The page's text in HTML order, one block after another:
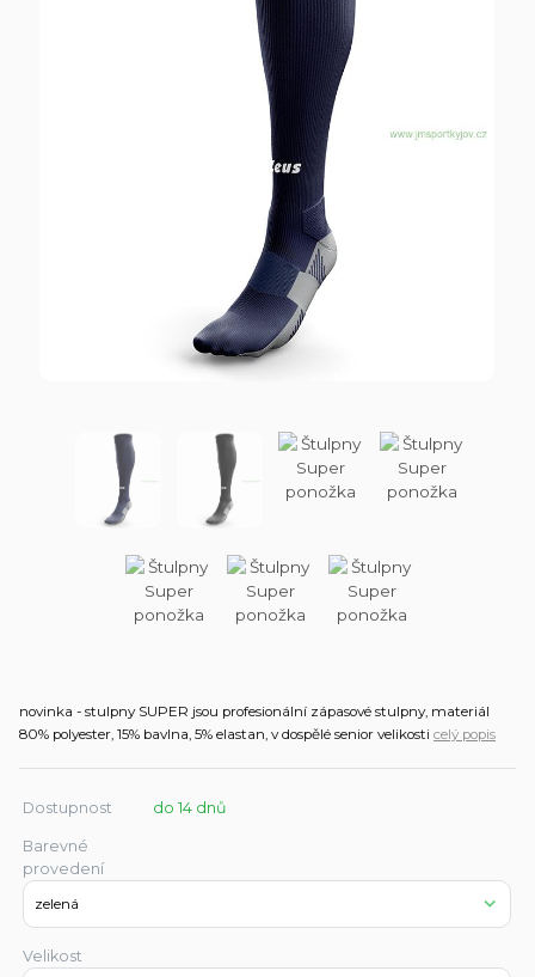
novinka - stulpny SUPER jsou profesionální zápasové stulpny, materiál
80% polyester, 15% bavlna, 5% elastan, v dospělé senior velikosti celý popis
Dostupnost do 14 dnů
Barevné
provedení
Velikost